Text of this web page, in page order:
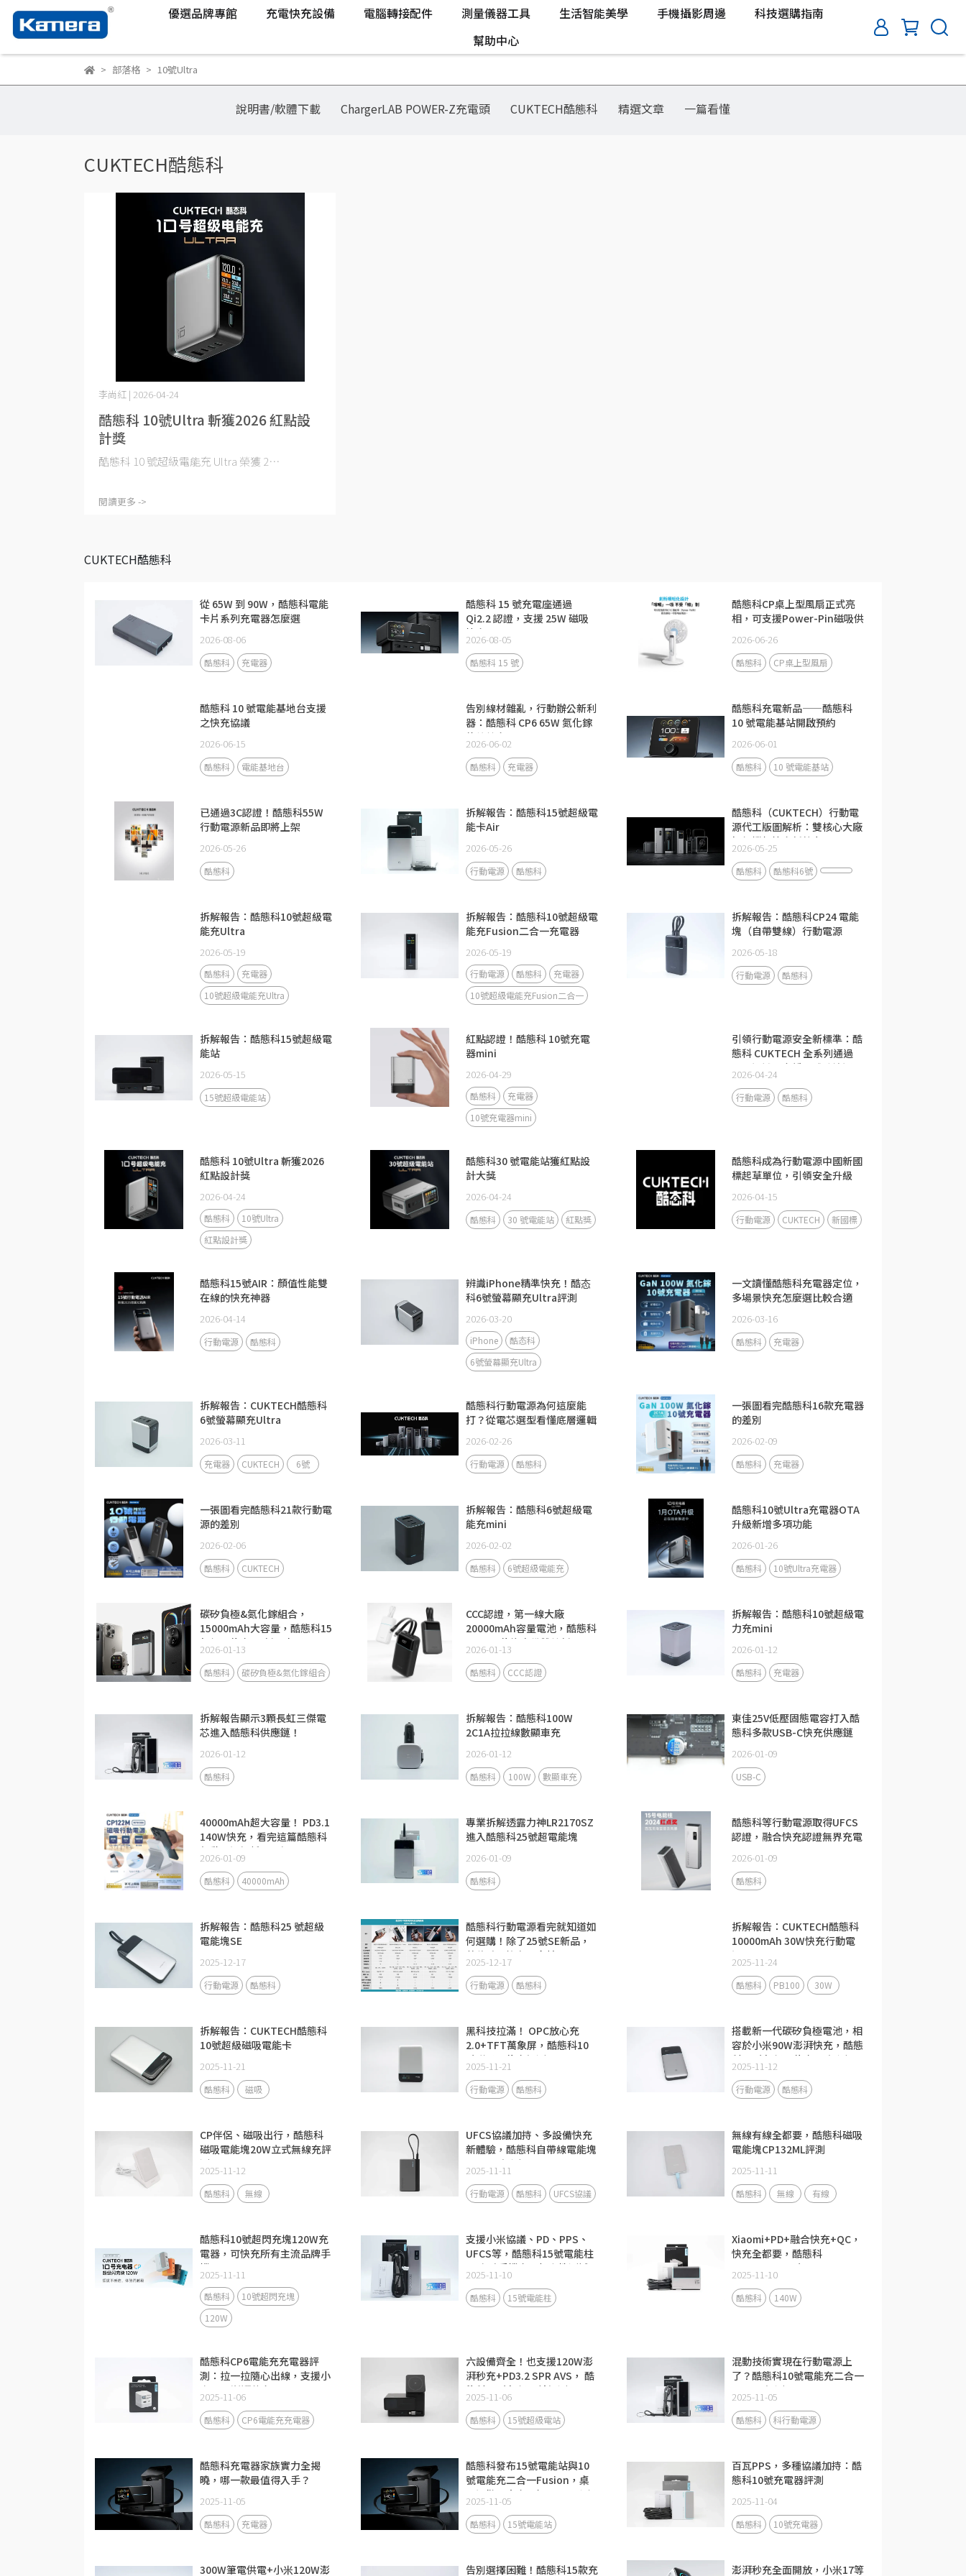
優選品牌專館 充電快充設備 電腦轉接配件 測量儀器工具 生活智能美學 手機攝影周邊
科技選購指南
幫助中心
部落格 10號Ultra
說明書/軟體下載 ChargerLAB POWER-Z充電頭 CUKTECH酷態科 精選文章 一篇看懂
CUKTECH酷態科
酷態科 10號Ultra 斬獲2026 紅點設
計獎
李尚紅 | 2026-04-24
酷態科 10 號超級電能充 Ultra 榮獲 2⋯
閱讀更多 ->
CUKTECH酷態科
從 65W 到 90W，酷態科電能
卡片系列充電器怎麼選
2026-08-06
酷態科 充電器
酷態科 15 號充電座通過
Qi2.2 認證，支援 25W 磁吸
快充
2026-08-05
酷態科 15 號
酷態科CP桌上型風扇正式亮
相，可支援Power-Pin磁吸供
2026-06-26
酷態科 CP桌上型風扇
酷態科 10 號電能基地台支援
之快充協議
2026-06-15
酷態科 電能基地台
告別線材雜亂，行動辦公新利
器：酷態科 CP6 65W 氮化鎵
伸縮線充電器
2026-06-02
酷態科 充電器
酷態科充電新品——酷態科
10 號電能基站開啟預約
2026-06-01
酷態科 10 號電能基站
已通過3C認證！酷態科55W
行動電源新品即將上架
2026-05-26
酷態科
拆解報告：酷態科15號超級電
能卡Air
2026-05-26
行動電源 酷態科
酷態科（CUKTECH）行動電
源代工版圖解析：雙核心大廠
如何撐起快充新勢力？
2026-05-25
酷態科 酷態科6號
拆解報告：酷態科10號超級電
能充Ultra
2026-05-19
酷態科
充電器
10號超級電能充Ultra
拆解報告：酷態科10號超級電
能充Fusion二合一充電器
2026-05-19
行動電源 酷態科
充電器
10號超級電能充Fusion二合一
拆解報告：酷態科CP24 電能
塊（自帶雙線）行動電源
2026-05-18
行動電源 酷態科
拆解報告：酷態科15號超級電
能站
2026-05-15
15號超級電能站
紅點認證！酷態科 10號充電
器mini
2026-04-29
酷態科
充電器
10號充電器mini
引領行動電源安全新標準：酷
態科 CUKTECH 全系列通過
CCC 認證，守護全球跨境通關
安全
2026-04-24
行動電源 酷態科
酷態科 10號Ultra 斬獲2026
紅點設計獎
2026-04-24
酷態科
10號Ultra
紅點設計獎
酷態科30 號電能站獲紅點設
計大獎
2026-04-24
酷態科 30 號電能站 紅點獎
酷態科成為行動電源中國新國
標起草單位，引領安全升級
2026-04-15
行動電源 CUKTECH 新國標
酷態科15號AIR：顏值性能雙
在線的快充神器
2026-04-14
行動電源 酷態科
辨識iPhone精準快充！酷态
科6號螢幕顯充Ultra評測
2026-03-20
iPhone
酷态科
6號螢幕顯充Ultra
一文讀懂酷態科充電器定位，
多場景快充怎麼選比較合適
2026-03-16
酷態科 充電器
拆解報告：CUKTECH酷態科
6號螢幕顯充Ultra
2026-03-11
充電器 CUKTECH 6號
酷態科行動電源為何這麼能
打？從電芯選型看懂底層邏輯
2026-02-26
行動電源 酷態科
一張圖看完酷態科16款充電器
的差別
2026-02-09
酷態科 充電器
一張圖看完酷態科21款行動電
源的差別
2026-02-06
酷態科 CUKTECH
拆解報告：酷態科6號超級電
能充mini
2026-02-02
酷態科 6號超級電能充
酷態科10號Ultra充電器OTA
升級新增多項功能
2026-01-26
酷態科 10號Ultra充電器
碳矽負極&氮化鎵組合，
15000mAh大容量，酷態科15
超級電能卡Air新品來了！
2026-01-13
酷態科 碳矽負極&氮化鎵組合
CCC認證，第一線大廠
20000mAh容量電池，酷態科
CP24電能塊自備雙線新品
2026-01-13
酷態科 CCC認證
拆解報告：酷態科10號超級電
力充mini
2026-01-12
酷態科 充電器
拆解報告顯示3顆長虹三傑電
芯進入酷態科供應鏈！
2026-01-12
酷態科
拆解報告：酷態科100W
2C1A拉拉線數顯車充
2026-01-12
酷態科 100W 數顯車充
東佳25V低壓固態電容打入酷
態科多款USB-C快充供應鏈
2026-01-09
USB-C
40000mAh超大容量！ PD3.1
140W快充，看完這篇酷態科
行動電源解析更了解
2026-01-09
酷態科 40000mAh
專業拆解透露力神LR2170SZ
進入酷態科25號超電能塊
2026-01-09
酷態科
酷態科等行動電源取得UFCS
認證，融合快充認證無界充電
2026-01-09
酷態科
拆解報告：酷態科25 號超級
電能塊SE
2025-12-17
行動電源 酷態科
酷態科行動電源看完就知道如
何選購！除了25號SE新品，
數位系列擁有更多精品
2025-12-17
行動電源 酷態科
拆解報告：CUKTECH酷態科
10000mAh 30W快充行動電
源PB100
2025-11-24
酷態科 PB100 30W
拆解報告：CUKTECH酷態科
10號超級磁吸電能卡
2025-11-21
酷態科 磁吸
黑科技拉滿！ OPC放心充
2.0+TFT萬象屏，酷態科10
號磁吸電能卡評測
2025-11-21
行動電源 酷態科
搭載新一代碳矽負極電池，相
容於小米90W澎湃快充，酷態
科15號超級電能卡Air評測
2025-11-12
行動電源 酷態科
CP伴侶、磁吸出行，酷態科
磁吸電能塊20W立式無線充評
測
2025-11-12
酷態科 無線
UFCS協議加持、多設備快充
新體驗，酷態科自帶線電能塊
CP133L評測
2025-11-11
行動電源 酷態科 UFCS協議
無線有線全都要，酷態科磁吸
電能塊CP132ML評測
2025-11-11
酷態科 無線 有線
酷態科10號超閃充塊120W充
電器，可快充所有主流品牌手
機
2025-11-11
酷態科
10號超閃充塊
120W
支援小米協議、PD、PPS、
UFCS等，酷態科15號電能柱
SE米系手機充電相容性測試
2025-11-10
酷態科 15號電能柱
Xiaomi+PD+融合快充+QC，
快充全都要，酷態科
CUKTECH 15號140W 3C1A
充電器評測
2025-11-10
酷態科 140W
酷態科CP6電能充充電器評
測：拉一拉隨心出線，支援小
米67W澎湃秒充！
2025-11-06
酷態科 CP6電能充充電器
六設備齊全！也支援120W澎
湃秒充+PD3.2 SPR AVS， 酷
態科15號超級電站評測
2025-11-06
酷態科 15號超級電站
混動技術實現在行動電源上
了？酷態科10號電能充二合一
Fusion評測
2025-11-05
酷態科 科行動電源
酷態科充電器家族實力全揭
曉，哪一款最值得入手？
2025-11-05
酷態科 充電器
酷態科發布15號電能站與10
號電能充二合一Fusion，桌
面通勤兩大充電場景全面升級
2025-11-05
酷態科 15號電能站
百瓦PPS，多種協議加持：酷
態科10號充電器評測
2025-11-04
酷態科 10號充電器
300W筆電供電+小米120W澎 告別選擇困難！酷態科15款充 澎湃秒充全面開放，小米17等